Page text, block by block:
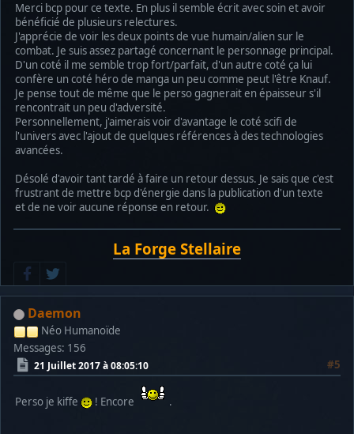
Merci bcp pour ce texte. En plus il semble écrit avec soin et avoir
bénéficié de plusieurs relectures.
J'apprécie de voir les deux points de vue humain/alien sur le
combat. Je suis assez partagé concernant le personnage principal.
D'un coté il me semble trop fort/parfait, d'un autre coté ça lui
confère un coté héro de manga un peu comme peut l'être Knauf.
Je pense tout de même que le perso gagnerait en épaisseur s'il
rencontrait un peu d'adversité.
Personnellement, j'aimerais voir d'avantage le coté scifi de
l'univers avec l'ajout de quelques références à des technologies
avancées.
Désolé d'avoir tant tardé à faire un retour dessus. Je sais que c'est
frustrant de mettre bcp d'énergie dans la publication d'un texte
et de ne voir aucune réponse en retour.
La Forge Stellaire
Daemon
Néo Humanoïde
Messages: 156
21 Juillet 2017 à 08:05:10 #5
Perso je kiffe ! Encore .